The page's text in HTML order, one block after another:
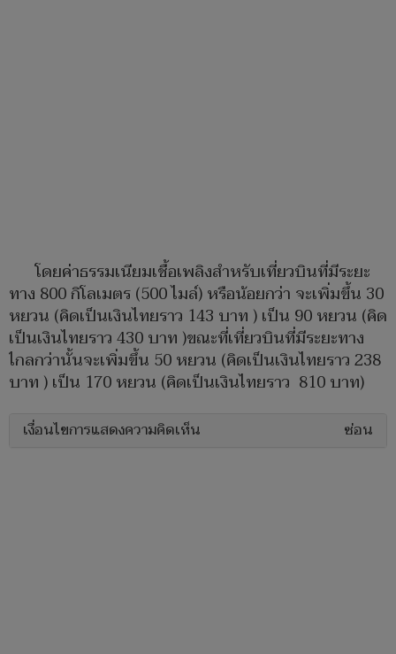
โดยค่าธรรมเนียมเชื้อเพลิงสำหรับเที่ยวบินที่มีระยะ
ทาง 800 กิโลเมตร (500 ไมล์) หรือน้อยกว่า จะเพิ่มขึ้น 30
หยวน (คิดเป็นเงินไทยราว 143 บาท ) เป็น 90 หยวน (คิด
เป็นเงินไทยราว 430 บาท )ขณะที่เที่ยวบินที่มีระยะทาง
ไกลกว่านั้นจะเพิ่มขึ้น 50 หยวน (คิดเป็นเงินไทยราว 238
บาท ) เป็น 170 หยวน (คิดเป็นเงินไทยราว 810 บาท)
เงื่อนไขการแสดงความคิดเห็น ซ่อน